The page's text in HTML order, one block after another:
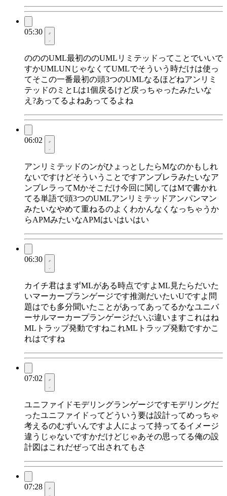
05:30
のののUML最初ののUMLリミテッドってことでいいで
すかUMLUNじゃなくてUMLでそういう時だけは使っ
てそこの一番最初の頭3つのUMLなるほどねアンリミ
テッドのミとLは1個戻るけど戻っちゃったみたいな
え?あってるよねあってるよね
06:02
アンリミテッドのンがひょっとしたらMなのかもしれ
ないですけどそういうことですアンブレラみたいなア
ンブレラってMかそこだけ今回に関してはMで書かれ
てる単語で頭3つのUMLアンリミテッドアンパンマン
みたいなやめて重ねるのよくわかんなくなっちゃうか
らAPMみたいなAPMはいはいはい
06:30
カイチ君はまずMLがある時点ですよML見たらだいた
いマーカープランゲージです推測だいたいUですよ問
題はでも多分聞いたことがあってあってるかなユニバ
ーサルマーカープランゲージだいぶ違いますこれはね
MLトラップ発動ですねこれMLトラップ発動ですかこ
れはですね
07:02
ユニファイドモデリングランゲージですモデリングだ
ったユニファイドってどういう要は設計ってめっちゃ
考えるのむずいんですよ人によって持ってるイメージ
違うじゃないですかだけどじゃあその思ってる俺の設
計図はこれだぜって出されてもさ
07:28